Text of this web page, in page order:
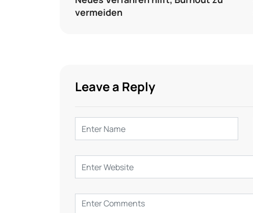
vermeiden
Leave a Reply